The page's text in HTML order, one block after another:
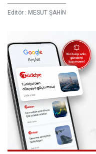
Editör : MESUT ŞAHİN